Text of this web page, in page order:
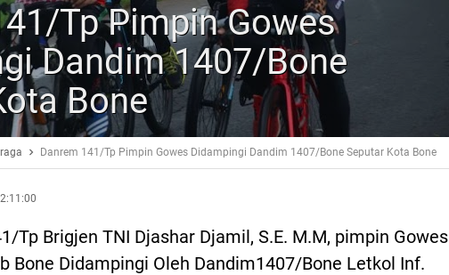
Tp Pimpin Gowes
Dandim 1407/Bone
Bone
Danrem 141/Tp Pimpin Gowes Didampingi Dandim 1407/Bone Seputar Kota Bone
Tp Brigjen TNI Djashar Djamil, S.E. M.M, pimpin Gowes
Bone Didampingi Oleh Dandim1407/Bone Letkol Inf.